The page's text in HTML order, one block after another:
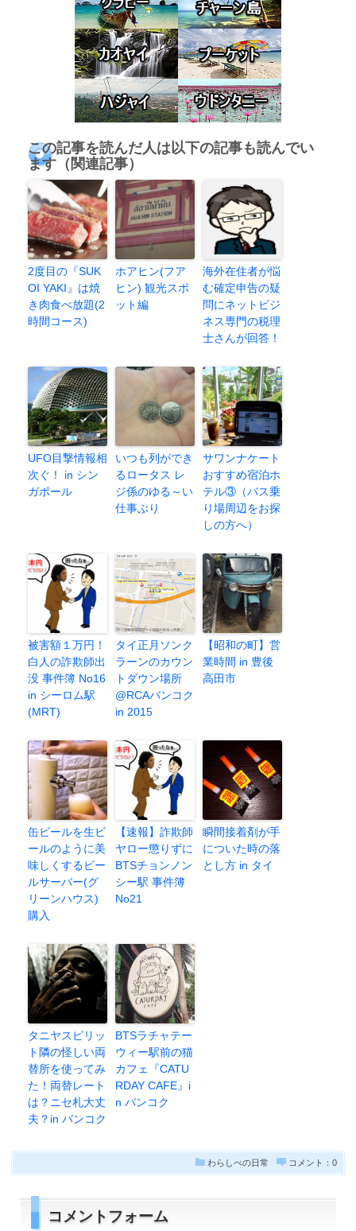
この記事を読んだ人は以下の記事も読んでい
ます（関連記事）
2度目の『SUK
OI YAKI』は焼
き肉食べ放題(2
時間コース)
ホアヒン(フア
ヒン) 観光スポ
ット編
海外在住者が悩
む確定申告の疑
問にネットビジ
ネス専門の税理
士さんが回答！
UFO目撃情報相
次ぐ！ in シン
ガポール
いつも列ができ
るロータス レ
ジ係のゆる～い
仕事ぶり
サワンナケート
おすすめ宿泊ホ
テル③（バス乗
り場周辺をお探
しの方へ）
被害額１万円！
白人の詐欺師出
没 事件簿 No16
in シーロム駅
(MRT)
タイ正月ソンク
ラーンのカウン
トダウン場所
@RCAバンコク
in 2015
【昭和の町】営
業時間 in 豊後
高田市
缶ビールを生ビ
ールのように美
味しくするビー
ルサーバー(グ
リーンハウス)
購入
【速報】詐欺師
ヤロー懲りずに
BTSチョンノン
シー駅 事件簿
No21
瞬間接着剤が手
についた時の落
とし方 in タイ
タニヤスピリッ
ト隣の怪しい両
替所を使ってみ
た！両替レート
は？ニセ札大丈
夫？in バンコク
BTSラチャテー
ウィー駅前の猫
カフェ『CATU
RDAY CAFE』i
n バンコク
わらしべの日常 コメント：0
コメントフォーム